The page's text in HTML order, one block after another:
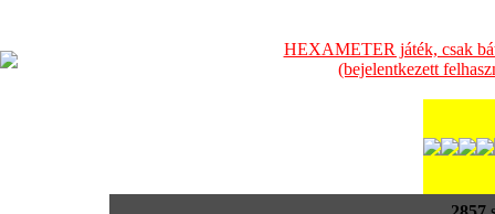
HEXAMETER játék, csak
(bejelentkezett